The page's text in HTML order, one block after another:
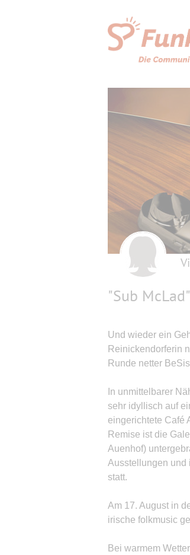
"Sub
Und wieder ein
Reinickendorferin
Runde netter
In unmittelbarer
sehr idyllisch auf
eingerichtete Café
Remise ist die
Auenhof)
Ausstellungen und
statt.
Am 17. August in
irische folkmusic
Bei warmem